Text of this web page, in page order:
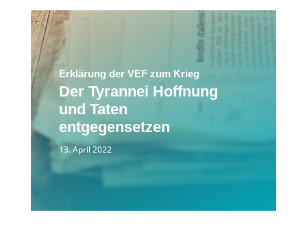
Erklärung der VEF zum Krieg
Der Tyrannei Hoffnung
und Taten
entgegensetzen
13. April 2022